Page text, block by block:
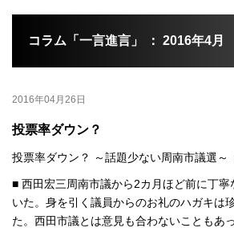
コラム「一言進言」 ： 2016年4月
2016年04月26日
投票率ダウン？
投票率ダウン？ ～話題少ない周南市議選～
■ 西田宏三周南市議から2カ月ほど前に丁寧
いた。身を引く議員からのお礼のハガキは
た。西田市議とは意見も合わないこともあっ